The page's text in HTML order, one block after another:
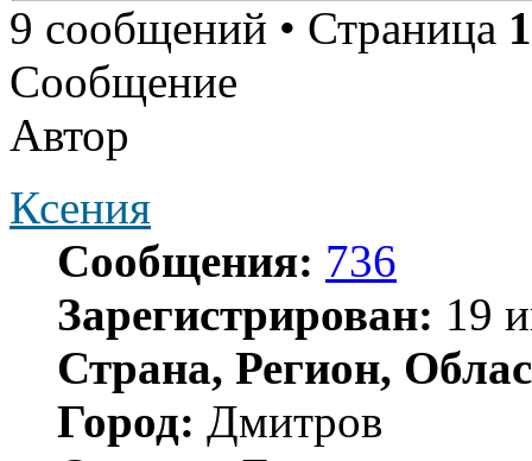
9 сообщений • Страница 1
Сообщение
Автор
Ксения
Сообщения: 736
Зарегистрирован: 19
Страна, Регион,
Город: Дмитров